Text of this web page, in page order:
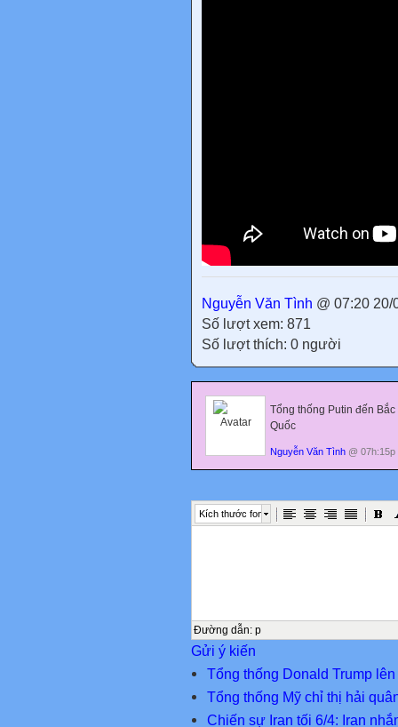
Nguyễn Văn Tình @ 07:20 20/
Số lượt xem: 871
Số lượt thích: 0 người
Tổng thống Putin đến
Quốc
Nguyễn Văn Tình @ 07h:15p
Kích thước font
Đường dẫn: p
Gửi ý kiến
Tổng thống Donald Trump
Tổng thống Mỹ chỉ thị hải
Chiến sự Iran tối 6/4: Iran